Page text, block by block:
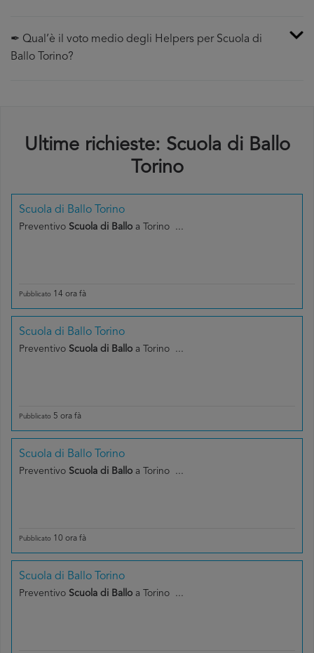
✒ Qual’è il voto medio degli Helpers per Scuola di
Ballo Torino?
Ultime richieste: Scuola di Ballo
Torino
Scuola di Ballo Torino
Preventivo Scuola di Ballo a Torino ...
Pubblicato 14 ora fà
Scuola di Ballo Torino
Preventivo Scuola di Ballo a Torino ...
Pubblicato 5 ora fà
Scuola di Ballo Torino
Preventivo Scuola di Ballo a Torino ...
Pubblicato 10 ora fà
Scuola di Ballo Torino
Preventivo Scuola di Ballo a Torino ...